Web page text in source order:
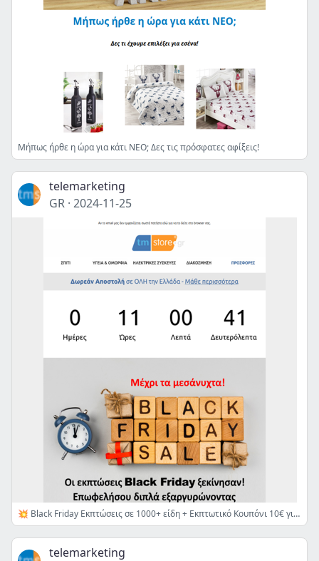
Μήπως ήρθε η ώρα για κάτι ΝΕΟ; Δες τις πρόσφατες αφίξεις!
telemarketing
GR · 2024-11-25
💥 Black Friday Εκπτώσεις σε 1000+ είδη + Εκπτωτικό Κουπόνι 10€ για τις αγορές σου - Μέχρι τα μεσάνυχτα!
telemarketing